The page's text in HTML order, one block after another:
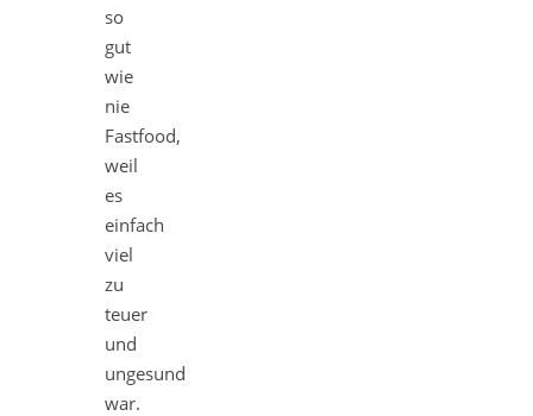
so
gut
wie
nie
Fastfood,
weil
es
einfach
viel
zu
teuer
und
ungesund
war.